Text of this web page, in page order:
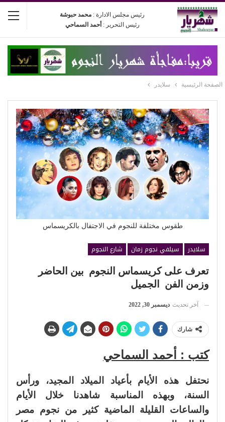
رئيس مجلس الادارة : محمد حبوشة
رئيس التحرير : أحمد السماحي
الصفحة الرئيسية سلايدر
طقوس مختلفة للنجوم في الاجتفال بالكريسماس
سلايدر سيلفي نجوم زمان
شارع النجوم
تعرف على كريسماس النجوم بين الحاضر
وزمن الفن الجميل
آخر تحديث ديسمبر 30, 2022
شارك
كتب : أحمد السماحي
نحتفل هذه الأيام بأعياد الميلاد المجيد، ورأس
السنة، وبهذه المناسبة شاهدنا خلال الأيام
والساعات القليلة الماضية كثير من نجوم مصر